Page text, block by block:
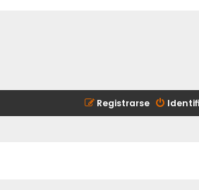
Registrarse